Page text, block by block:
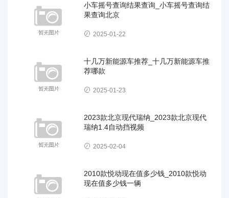
小车摇号查询结果查询_小车摇号查询结
果查询北京
2025-01-22
十几万新能源车推荐_十几万新能源车推
荐哪款
2025-01-23
2023款北京现代瑞纳_2023款北京现代
瑞纳1.4自动挡视频
2025-02-04
2010款悦动现在值多少钱_2010款悦动
现在值多少钱一辆